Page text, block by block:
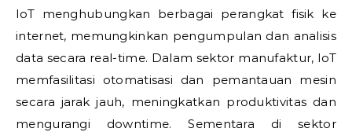
IoT menghubungkan berbagai perangkat fisik ke
internet, memungkinkan pengumpulan dan analisis
data secara real-time. Dalam sektor manufaktur, IoT
memfasilitasi otomatisasi dan pemantauan mesin
secara jarak jauh, meningkatkan produktivitas dan
mengurangi downtime. Sementara di sektor